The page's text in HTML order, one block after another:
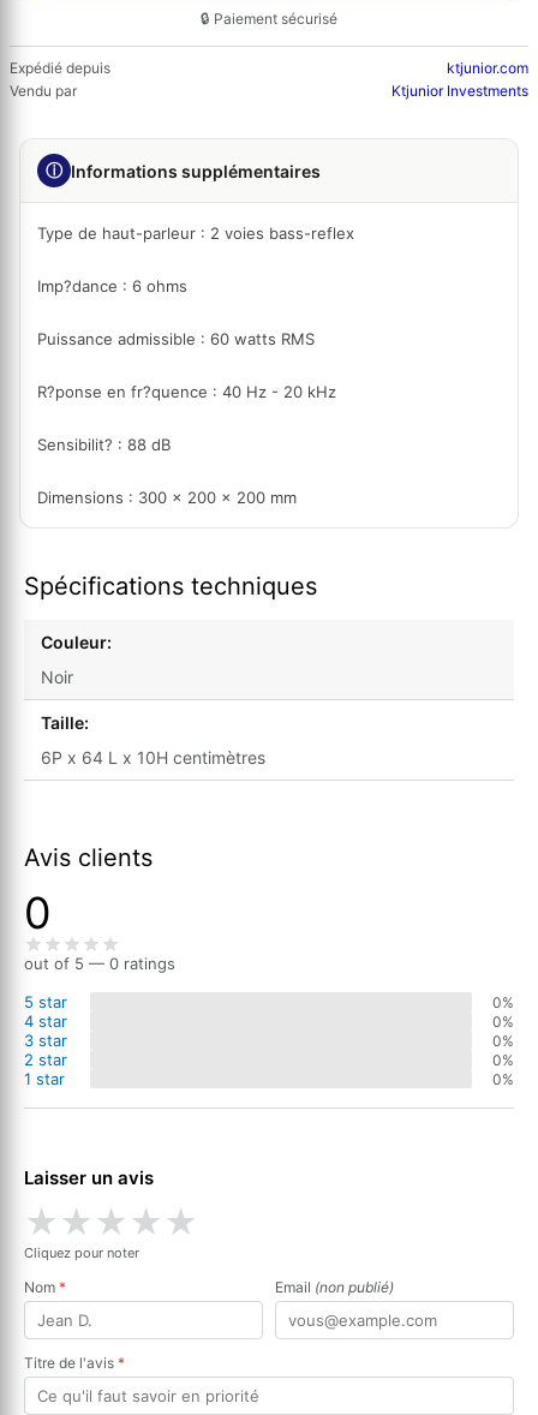
🔒 Paiement sécurisé
Expédié depuis
ktjunior.com
Vendu par
Ktjunior Investments
ⓘ Informations supplémentaires
Type de haut-parleur : 2 voies bass-reflex
Imp?dance : 6 ohms
Puissance admissible : 60 watts RMS
R?ponse en fr?quence : 40 Hz - 20 kHz
Sensibilit? : 88 dB
Dimensions : 300 x 200 x 200 mm
Spécifications techniques
Couleur:
Noir
Taille:
6P x 64 L x 10H centimètres
Avis clients
0
out of 5 — 0 ratings
5 star
0%
4 star 0%
3 star 0%
2 star 0%
1 star 0%
Laisser un avis
★★★★★
Cliquez pour noter
Nom * Email (non publié)
Titre de l'avis *